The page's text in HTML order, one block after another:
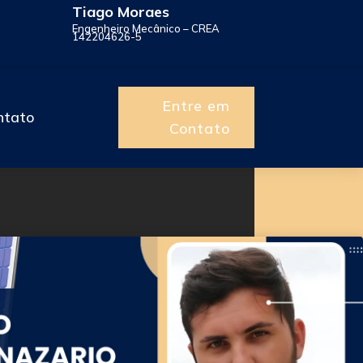
Tiago Moraes
Engenheiro Mecânico – CREA
142204626-5
Entre em
Contato